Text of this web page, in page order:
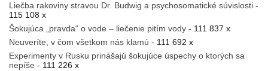
Liečba rakoviny stravou Dr. Budwig a psychosomatické súvislosti -
115 108 x
Šokujúca „pravda“ o vode – liečenie pitím vody - 111 837 x
Neuveríte, v čom všetkom nás klamú - 111 692 x
Experimenty v Rusku prinášajú šokujúce úspechy o ktorých sa
nepíše - 111 226 x